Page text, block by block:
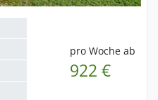
pro Woche ab
922 €